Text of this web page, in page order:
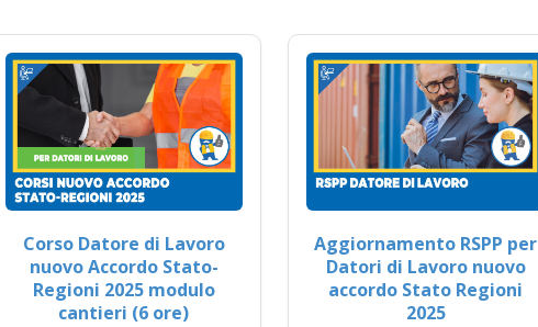
Corso Datore di Lavoro
nuovo Accordo Stato-
Regioni 2025 modulo
cantieri (6 ore)
Aggiornamento RSPP per
Datori di Lavoro nuovo
accordo Stato Regioni
2025